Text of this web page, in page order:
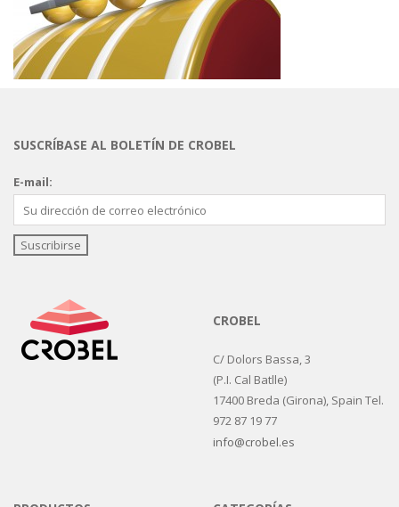
SUSCRÍBASE AL BOLETÍN DE CROBEL
E-mail:
CROBEL
C/ Dolors Bassa, 3
(P.I. Cal Batlle)
17400 Breda (Girona), Spain Tel.
972 87 19 77
info@crobel.es